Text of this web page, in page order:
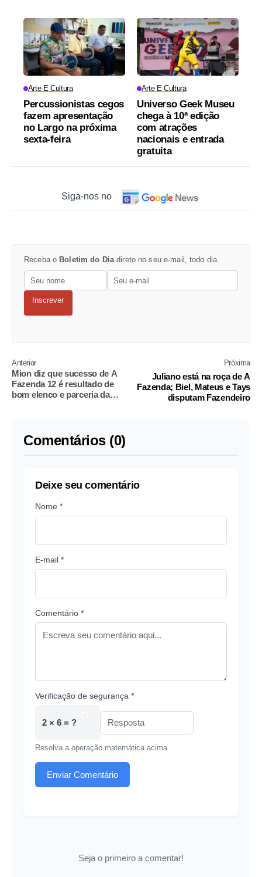
Arte E Cultura
Percussionistas cegos
fazem apresentação
no Largo na próxima
sexta-feira
Arte E Cultura
Universo Geek Museu
chega à 10ª edição
com atrações
nacionais e entrada
gratuita
Siga-nos no
Receba o Boletim do Dia direto no seu e-mail, todo dia.
Inscrever
Anterior
Mion diz que sucesso de A
Fazenda 12 é resultado de
bom elenco e parceria da
Próxima
Juliano está na roça de A
Fazenda; Biel, Mateus e Tays
disputam Fazendeiro
Comentários (0)
Deixe seu comentário
Nome *
E-mail *
Comentário *
Verificação de segurança *
2 × 6 = ?
Resolva a operação matemática acima
Enviar Comentário
Seja o primeiro a comentar!